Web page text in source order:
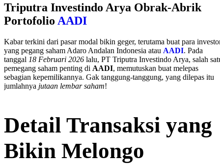
Triputra Investindo Arya Obrak-Abrik
Portofolio AADI
Kabar terkini dari pasar modal bikin geger, terutama buat para
yang pegang saham Adaro Andalan Indonesia atau AADI. Pada
tanggal 18 Februari 2026 lalu, PT Triputra Investindo Arya, salah
pemegang saham penting di AADI, memutuskan buat melepas
sebagian kepemilikannya. Gak tanggung-tanggung, yang dilepas itu
jumlahnya jutaan lembar saham!
Detail Transaksi yang
Bikin Melongo